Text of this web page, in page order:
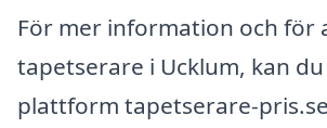
För mer information och
tapetserare i Ucklum, kan
plattform tapetserare-